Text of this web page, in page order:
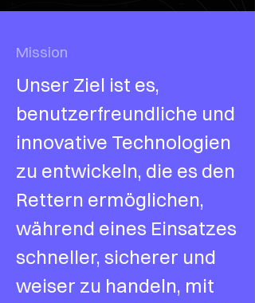
Mission
Unser Ziel ist es,
benutzerfreundliche und
innovative Technologien
zu entwickeln, die es den
Rettern ermöglichen,
während eines Einsatzes
schneller, sicherer und
weiser zu handeln, mit